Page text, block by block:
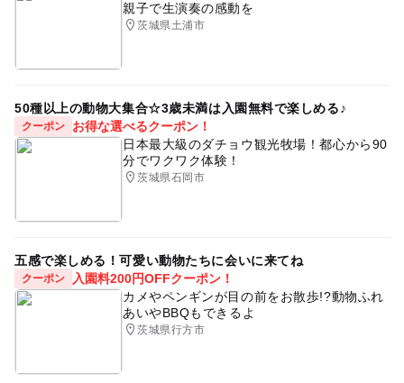
親子で生演奏の感動を
茨城県土浦市
50種以上の動物大集合☆3歳未満は入園無料で楽しめる♪
クーポン
お得な選べるクーポン！
日本最大級のダチョウ観光牧場！都心から90
分でワクワク体験！
茨城県石岡市
五感で楽しめる！可愛い動物たちに会いに来てね
クーポン
入園料200円OFFクーポン！
カメやペンギンが目の前をお散歩!?動物ふれ
あいやBBQもできるよ
茨城県行方市